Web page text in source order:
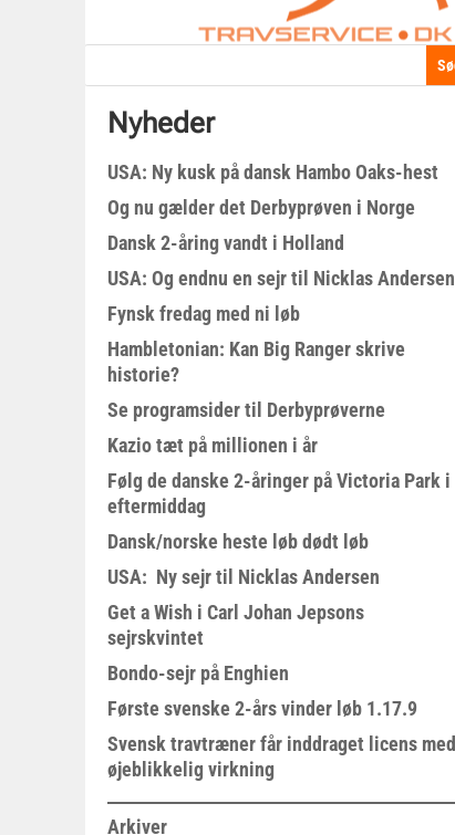
Nyheder
USA: Ny kusk på dansk Hambo Oaks-hest
Og nu gælder det Derbyprøven i Norge
Dansk 2-åring vandt i Holland
USA: Og endnu en sejr til Nicklas Andersen
Fynsk fredag med ni løb
Hambletonian: Kan Big Ranger skrive
historie?
Se programsider til Derbyprøverne
Kazio tæt på millionen i år
Følg de danske 2-åringer på Victoria Park i
eftermiddag
Dansk/norske heste løb dødt løb
USA: Ny sejr til Nicklas Andersen
Get a Wish i Carl Johan Jepsons
sejrskvintet
Bondo-sejr på Enghien
Første svenske 2-års vinder løb 1.17.9
Svensk travtræner får inddraget licens med
øjeblikkelig virkning
Arkiver